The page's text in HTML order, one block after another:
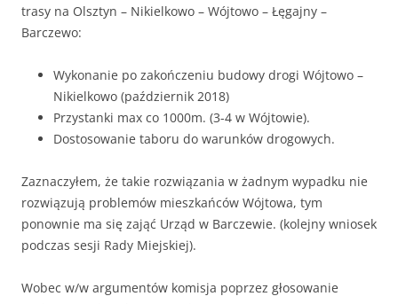
trasy na Olsztyn – Nikielkowo – Wójtowo – Łęgajny –
Barczewo:
Wykonanie po zakończeniu budowy drogi Wójtowo –
Nikielkowo (październik 2018)
Przystanki max co 1000m. (3-4 w Wójtowie).
Dostosowanie taboru do warunków drogowych.
Zaznaczyłem, że takie rozwiązania w żadnym wypadku nie
rozwiązują problemów mieszkańców Wójtowa, tym
ponownie ma się zająć Urząd w Barczewie. (kolejny wniosek
podczas sesji Rady Miejskiej).
Wobec w/w argumentów komisja poprzez głosowanie